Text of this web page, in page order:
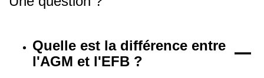
Quelle est la différence entre
l'AGM et l'EFB ?